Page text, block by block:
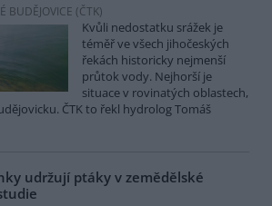
BUDĚJOVICE (ČTK)
Kvůli nedostatku srážek je
téměř ve všech jihočeských
řekách historicky nejmenší
průtok vody. Nejhorší je
situace v rovinatých oblastech,
ČTK to řekl hydrolog Tomáš
udržují ptáky v zemědělské